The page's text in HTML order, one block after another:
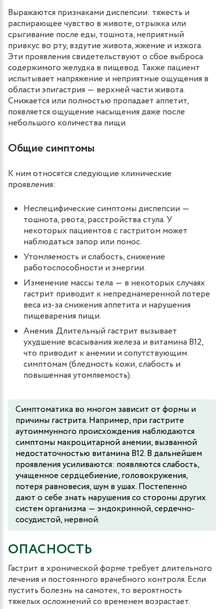
Выражаются признаками диспепсии: тяжесть и
распирающее чувство в животе, отрыжка или
срыгивание после еды, тошнота, неприятный
привкус во рту, вздутие живота, жжение и изжога.
Эти проявления свидетельствуют о сбое выброса
содержимого желудка в пищевод. Также пациент
испытывает напряжение и неприятные ощущения в
области эпигастрия ― верхней части живота.
Снижается или полностью пропадает аппетит,
появляется ощущение насыщения даже после
небольшого количества пищи.
Общие симптомы
К ним относятся следующие клинические
проявления:
Неспецифические симптомы диспепсии ―
тошнота, рвота, расстройства стула. У
некоторых пациентов с гастритом может
наблюдаться запор или понос.
Утомляемость и слабость, снижение
работоспособности и энергии.
Изменение массы тела ― в некоторых случаях
гастрит приводит к непреднамеренной потере
веса из-за снижения аппетита и нарушения
пищеварения пищи.
Анемия. Длительный гастрит вызывает
ухудшение всасывания железа и витамина B12,
что приводит к анемии и сопутствующим
симптомам (бледность кожи, слабость и
повышенная утомляемость).
Симптоматика во многом зависит от формы и
причины гастрита. Например, при гастрите
аутоиммунного происхождения наблюдаются
симптомы макроцитарной анемии, вызванной
недостаточностью витамина В12. В дальнейшем
проявления усиливаются: появляются слабость,
учащенное сердцебиение, головокружения,
потеря равновесия, шум в ушах. Постепенно
дают о себе знать нарушения со стороны других
систем организма ― эндокринной, сердечно-
сосудистой, нервной.
ОПАСНОСТЬ
Гастрит в хронической форме требует длительного
лечения и постоянного врачебного контроля. Если
пустить болезнь на самотек, то вероятность
тяжелых осложнений со временем возрастает.